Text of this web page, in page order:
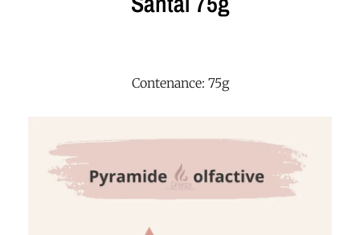
Contenance: 75g